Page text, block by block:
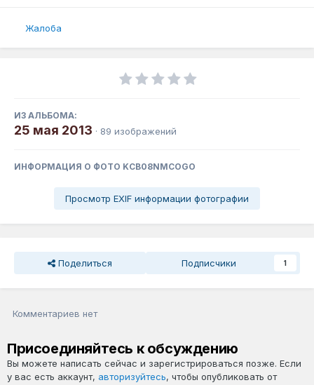
Жалоба
ИЗ АЛЬБОМА:
25 мая 2013 · 89 изображений
ИНФОРМАЦИЯ О ФОТО KCB08NMCOGO
Просмотр EXIF информации фотографии
Поделиться Подписчики 1
Комментариев нет
Присоединяйтесь к обсуждению
Вы можете написать сейчас и зарегистрироваться позже. Если
у вас есть аккаунт, авторизуйтесь, чтобы опубликовать от